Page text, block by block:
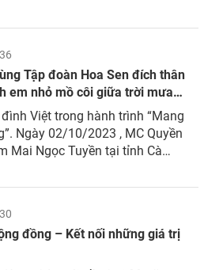
Tập đoàn Hoa Sen đích thân
em nhỏ mồ côi giữa trời mưa
Việt trong hành trình “Mang
Ngày 02/10/2023 , MC Quyền
Mai Ngọc Tuyền tại tỉnh Cà
đồng – Kết nối những giá trị